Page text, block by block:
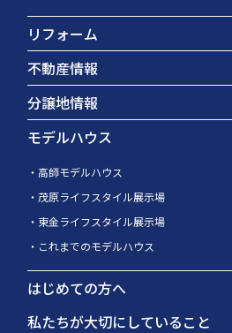
リフォーム
不動産情報
分譲地情報
モデルハウス
高師モデルハウス
茂原ライフスタイル展示場
東金ライフスタイル展示場
これまでのモデルハウス
はじめての方へ
私たちが大切にしていること